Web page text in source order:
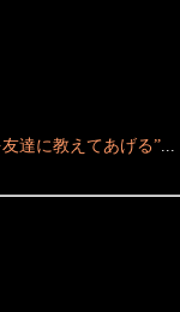
達に教えてあげる”...